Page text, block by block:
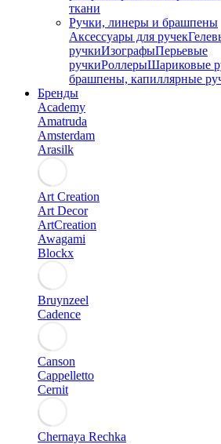
ткани
Ручки, линеры и брашпены
Аксессуары для ручек
ручкиИзографыПерьевые
ручкиРоллерыШариковые
брашпены, капиллярные
Бренды
Academy
Amatruda
Amsterdam
Arasilk
Art Creation
Art Decor
ArtCreation
Awagami
Blockx
Bruynzeel
Cadence
Canson
Cappelletto
Cernit
Chernaya Rechka